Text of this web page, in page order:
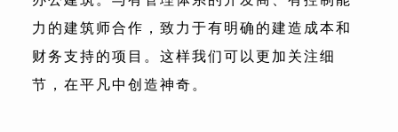
力的建筑师合作，致力于有明确的建造成本和
财务支持的项目。这样我们可以更加关注细
节，在平凡中创造神奇。